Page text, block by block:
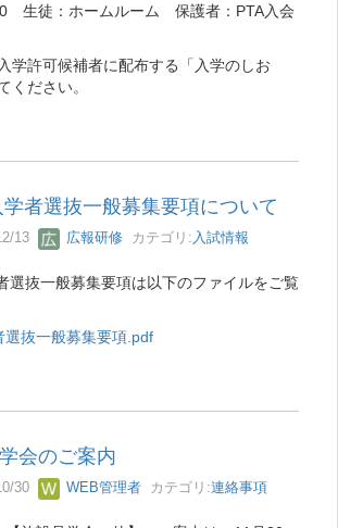
徒：ホームルーム 保護者：PTA入会
許可候補者に配布する「入学のしお
ください。
者選抜一般募集要項について
13 広報研修 カテゴリ: 入試情報
選抜一般募集要項は以下のファイルをご覧
選抜一般募集要項.pdf
会のご案内
30 WEB管理者 カテゴリ:連絡事項